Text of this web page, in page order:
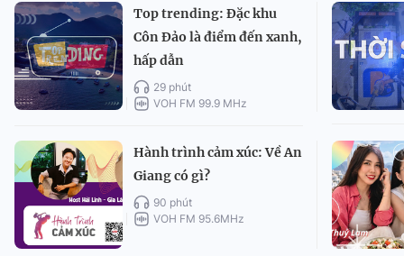
Top trending: Đặc khu
Côn Đảo là điểm đến xanh,
hấp dẫn
29 phút
VOH FM 99.9 MHz
Hành trình cảm xúc: Về An
Giang có gì?
90 phút
VOH FM 95.6MHz